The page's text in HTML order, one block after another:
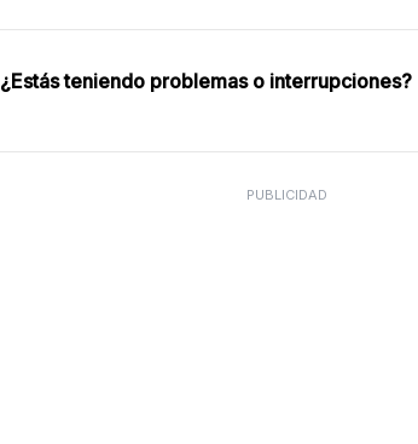
¿Estás teniendo problemas o interrupciones?
PUBLICIDAD